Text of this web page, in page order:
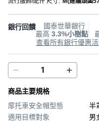
銀行回饋
國泰世華銀行
最高 3.3%小樹點
查看所有銀行優惠
商品主要規格
摩托車安全帽型態
半
適用目標對象
男